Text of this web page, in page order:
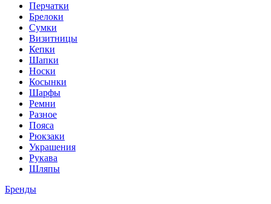
Перчатки
Брелоки
Сумки
Визитницы
Кепки
Шапки
Носки
Косынки
Шарфы
Ремни
Разное
Пояса
Рюкзаки
Украшения
Рукава
Шляпы
Бренды